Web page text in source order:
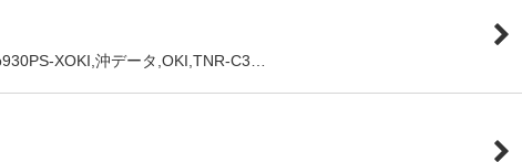
XOKI,沖データ,OKI,TNR-C3…